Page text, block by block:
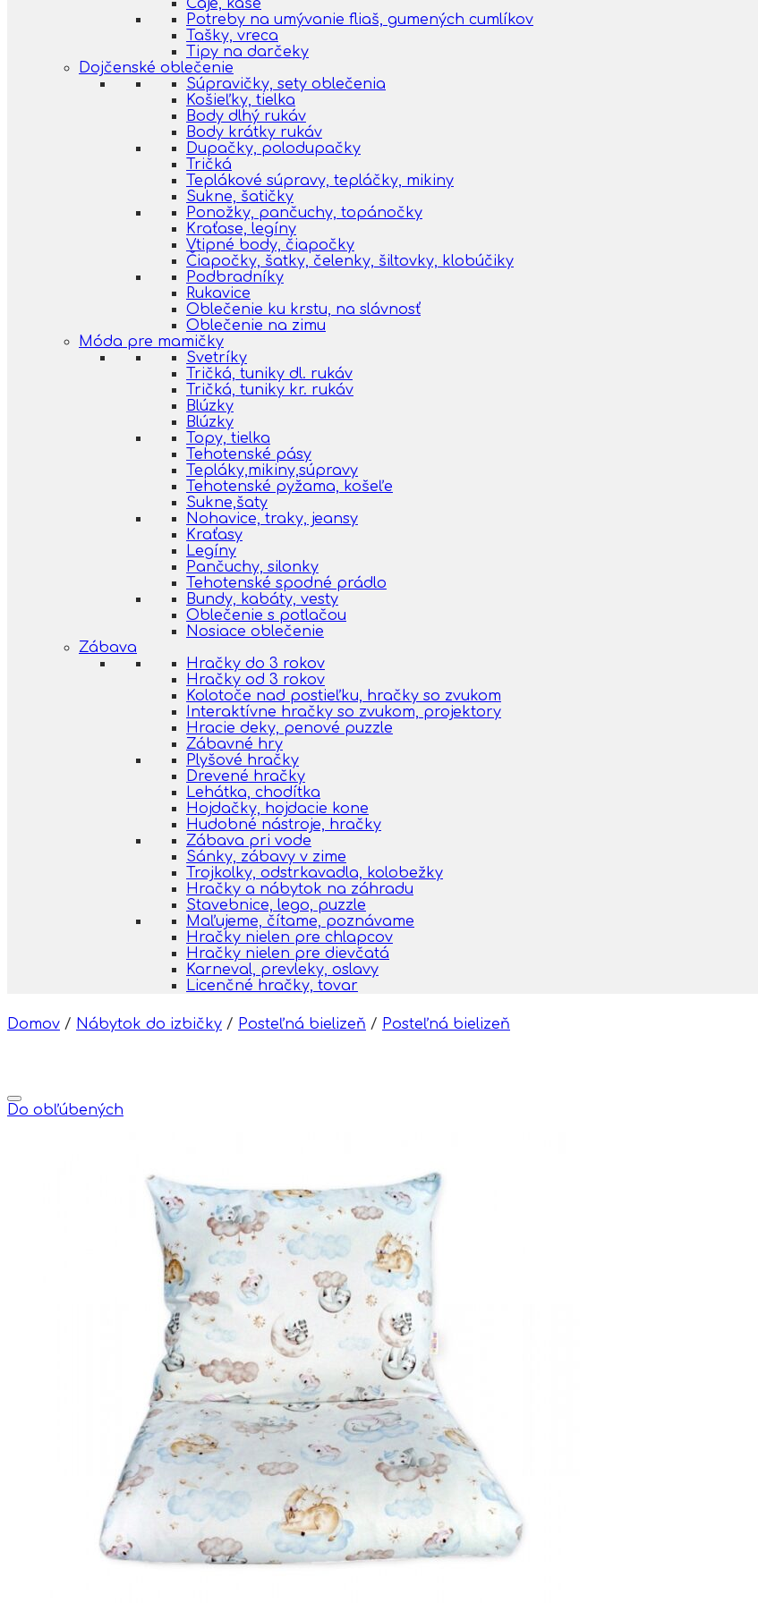
Čaje, kaše
Potreby na umývanie fliaš, gumených cumlíkov
Tašky, vreca
Tipy na darčeky
Dojčenské oblečenie
Súpravičky, sety oblečenia
Košieľky, tielka
Body dlhý rukáv
Body krátky rukáv
Dupačky, polodupačky
Tričká
Teplákové súpravy, tepláčky, mikiny
Sukne, šatičky
Ponožky, pančuchy, topánočky
Kraťase, legíny
Vtipné body, čiapočky
Čiapočky, šatky, čelenky, šiltovky, klobúčiky
Podbradníky
Rukavice
Oblečenie ku krstu, na slávnosť
Oblečenie na zimu
Móda pre mamičky
Svetríky
Tričká, tuniky dl. rukáv
Tričká, tuniky kr. rukáv
Blúzky
Blúzky
Topy, tielka
Tehotenské pásy
Tepláky,mikiny,súpravy
Tehotenské pyžama, košeľe
Sukne,šaty
Nohavice, traky, jeansy
Kraťasy
Legíny
Pančuchy, silonky
Tehotenské spodné prádlo
Bundy, kabáty, vesty
Oblečenie s potlačou
Nosiace oblečenie
Zábava
Hračky do 3 rokov
Hračky od 3 rokov
Kolotoče nad postieľku, hračky so zvukom
Interaktívne hračky so zvukom, projektory
Hracie deky, penové puzzle
Zábavné hry
Plyšové hračky
Drevené hračky
Lehátka, chodítka
Hojdačky, hojdacie kone
Hudobné nástroje, hračky
Zábava pri vode
Sánky, zábavy v zime
Trojkolky, odstrkavadla, kolobežky
Hračky a nábytok na záhradu
Stavebnice, lego, puzzle
Maľujeme, čítame, poznávame
Hračky nielen pre chlapcov
Hračky nielen pre dievčatá
Karneval, prevleky, oslavy
Licenčné hračky, tovar
Domov / Nábytok do izbičky / Posteľná bielizeň / Posteľná bielizeň
Do obľúbených